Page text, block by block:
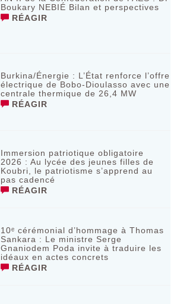
Boukary NEBIÉ Bilan et perspectives
RÉAGIR
Burkina/Énergie : L’État renforce l’offre
électrique de Bobo-Dioulasso avec une
centrale thermique de 26,4 MW
RÉAGIR
Immersion patriotique obligatoire
2026 : Au lycée des jeunes filles de
Koubri, le patriotisme s’apprend au
pas cadencé
RÉAGIR
10ᵉ cérémonial d’hommage à Thomas
Sankara : Le ministre Serge
Gnaniodem Poda invite à traduire les
idéaux en actes concrets
RÉAGIR